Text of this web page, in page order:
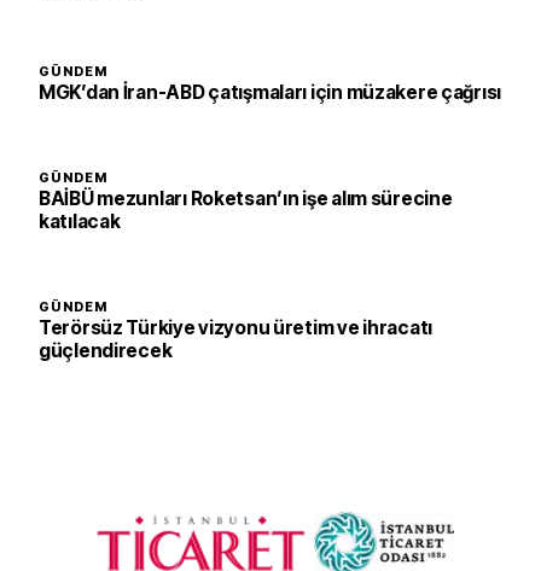
GÜNDEM
MGK’dan İran-ABD çatışmaları için müzakere çağrısı
GÜNDEM
BAİBÜ mezunları Roketsan’ın işe alım sürecine
katılacak
GÜNDEM
Terörsüz Türkiye vizyonu üretim ve ihracatı
güçlendirecek